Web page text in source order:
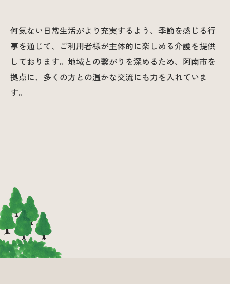
何気ない日常生活がより充実するよう、季節を感じる行
事を通じて、ご利用者様が主体的に楽しめる介護を提供
しております。地域との繋がりを深めるため、阿南市を
拠点に、多くの方との温かな交流にも力を入れていま
す。